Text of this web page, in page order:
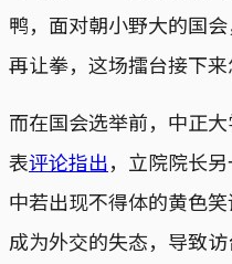
鸭，面对朝小野大的国
再让拳，这场擂台接下
而在国会选举前，中正
表评论指出，立院院长
中若出现不得体的黄色
成为外交的失态，导致